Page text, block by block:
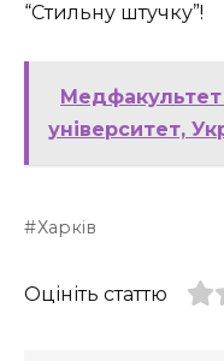
“Стильну штучку”!
Медфакультет
університет,
Харків
Оцініть статтю